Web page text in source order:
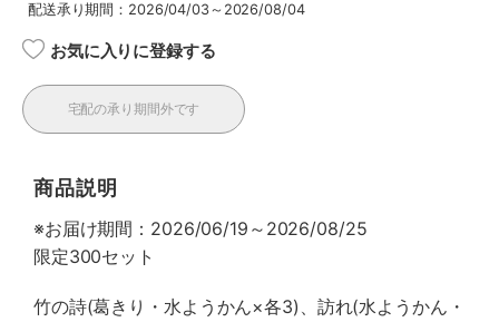
配送承り期間：2026/04/03～2026/08/04
お気に入りに登録する
宅配の承り期間外です
商品説明
※お届け期間：2026/06/19～2026/08/25
限定300セット
竹の詩(葛きり・水ようかん×各3)、訪れ(水ようかん・